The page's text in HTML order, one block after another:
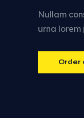
Nullam
urna lorem
Order